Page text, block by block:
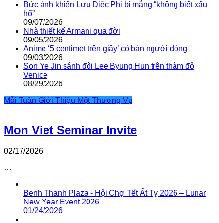
Bức ảnh khiến Lưu Diệc Phi bị mắng “không biết xấu
hổ”
09/07/2026
Nhà thiết kế Armani qua đời
09/05/2026
Anime ‘5 centimet trên giây’ có bản người đóng
09/03/2026
Son Ye Jin sánh đôi Lee Byung Hun trên thảm đỏ
Venice
08/29/2026
Mỗi Tuần Giới Thiệu Một Thương Vụ
Mon Viet Seminar Invite
02/17/2026
…
Benh Thanh Plaza - Hội Chợ Tết Ất Tỵ 2026 – Lunar
New Year Event 2026
01/24/2026